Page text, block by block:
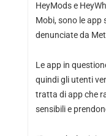
HeyMods e
Mobi, sono le app
denunciate da
Le app in
quindi gli utenti
tratta di app che
sensibili e